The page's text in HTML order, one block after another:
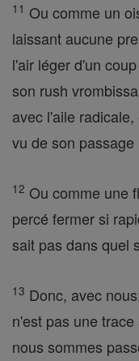
11 Ou comme un
laissant aucune
l'air léger d'un
son rush
avec l'aile
vu de son passage
12 Ou comme une
percé fermer si
sait pas dans quel
13 Donc, avec
n'est pas une
nous sommes